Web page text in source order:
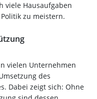
viele Hausaufgaben
zu meistern.
vielen Unternehmen
des
Dabei zeigt sich: Ohne